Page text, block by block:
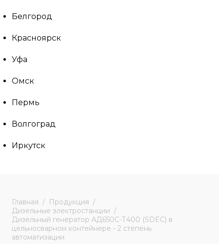
Белгород
Красноярск
Уфа
Омск
Пермь
Волгоград
Иркутск
Главная
Продукция
Дизельные электростанции
Дизельный генератор АД650С-Т400 (SDEC) в
цельносварном контейнере - 2 степень
автоматизации